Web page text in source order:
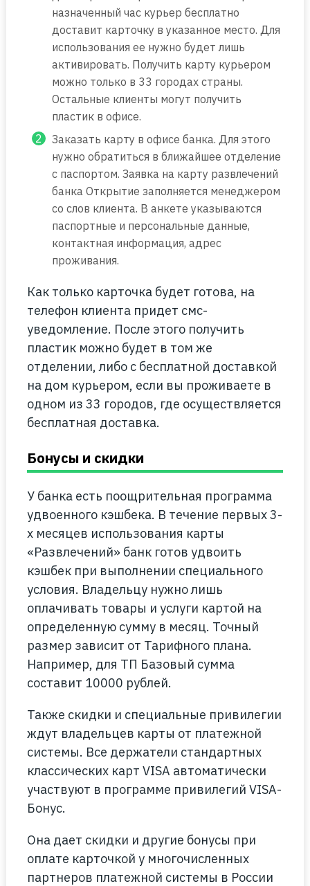
назначенный час курьер бесплатно
доставит карточку в указанное место. Для
использования ее нужно будет лишь
активировать. Получить карту курьером
можно только в 33 городах страны.
Остальные клиенты могут получить
пластик в офисе.
Заказать карту в офисе банка. Для этого
нужно обратиться в ближайшее отделение
с паспортом. Заявка на карту развлечений
банка Открытие заполняется менеджером
со слов клиента. В анкете указываются
паспортные и персональные данные,
контактная информация, адрес
проживания.
Как только карточка будет готова, на
телефон клиента придет смс-
уведомление. После этого получить
пластик можно будет в том же
отделении, либо с бесплатной доставкой
на дом курьером, если вы проживаете в
одном из 33 городов, где осуществляется
бесплатная доставка.
Бонусы и скидки
У банка есть поощрительная программа
удвоенного кэшбека. В течение первых 3-
х месяцев использования карты
«Развлечений» банк готов удвоить
кэшбек при выполнении специального
условия. Владельцу нужно лишь
оплачивать товары и услуги картой на
определенную сумму в месяц. Точный
размер зависит от Тарифного плана.
Например, для ТП Базовый сумма
составит 10000 рублей.
Также скидки и специальные привилегии
ждут владельцев карты от платежной
системы. Все держатели стандартных
классических карт VISA автоматически
участвуют в программе привилегий VISA-
Бонус.
Она дает скидки и другие бонусы при
оплате карточкой у многочисленных
партнеров платежной системы в России